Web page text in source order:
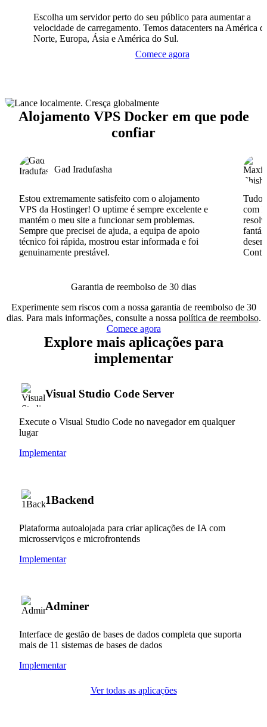
Escolha um servidor perto do seu público para aumentar a
velocidade de carregamento. Temos datacenters na América
Norte, Europa, Ásia e América do Sul.
Comece agora
Alojamento VPS Docker em que pode
confiar
Gad Iradufasha
Estou extremamente satisfeito com o alojamento
VPS da Hostinger! O uptime é sempre excelente e
mantém o meu site a funcionar sem problemas.
Sempre que precisei de ajuda, a equipa de apoio
técnico foi rápida, mostrou estar informada e foi
genuinamente prestável.
Tudo
com
Garantia de reembolso de 30 dias
Experimente sem riscos com a nossa garantia de reembolso de 30
dias. Para mais informações, consulte a nossa política de reembolso.
Comece agora
Explore mais aplicações para
implementar
Visual Studio Code Server
Execute o Visual Studio Code no navegador em qualquer
lugar
Implementar
1Backend
Plataforma autoalojada para criar aplicações de IA com
microsserviços e microfrontends
Implementar
Adminer
Interface de gestão de bases de dados completa que suporta
mais de 11 sistemas de bases de dados
Implementar
Ver todas as aplicações